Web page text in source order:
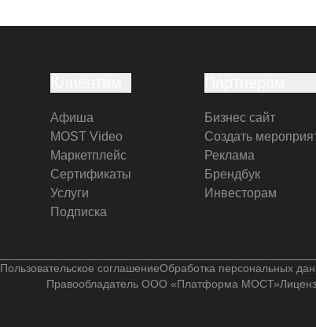
Афиша
MOST Video
Маркетплейс
Сертификаты
Услуги
Подписка
Бизнес сайт
Создать
Реклама
Брендбук
Инвесторам
Пользовательское соглашениеОбработка персональных
Правообладатель ООО «Платформа МОСТ»